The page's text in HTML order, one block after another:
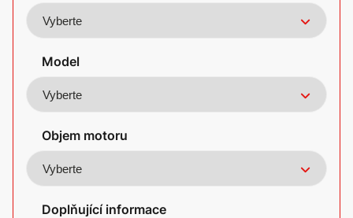
Model
Objem motoru
Doplňující informace